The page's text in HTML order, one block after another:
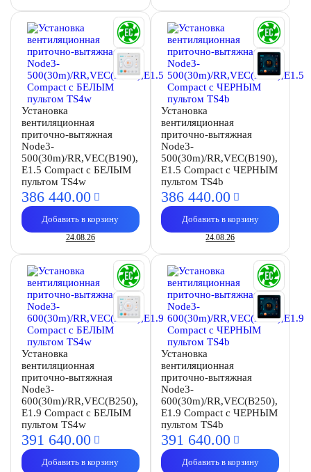
Установка
вентиляционная
приточно-вытяжная
Node3-
500(30m)/RR,VEC(B190),
E1.5 Compact с БЕЛЫМ
пультом TS4w
386 440.00
Добавить в корзину
24.08.26
Установка
вентиляционная
приточно-вытяжная
Node3-
500(30m)/RR,VEC(B190),
E1.5 Compact с ЧЕРНЫМ
пультом TS4b
386 440.00
Добавить в корзину
24.08.26
Установка
вентиляционная
приточно-вытяжная
Node3-
600(30m)/RR,VEC(B250),
E1.9 Compact с БЕЛЫМ
пультом TS4w
391 640.00
Добавить в корзину
Установка
вентиляционная
приточно-вытяжная
Node3-
600(30m)/RR,VEC(B250),
E1.9 Compact с ЧЕРНЫМ
пультом TS4b
391 640.00
Добавить в корзину